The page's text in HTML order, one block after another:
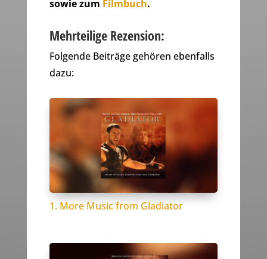
sowie zum Filmbuch.
Mehrteilige Rezension:
Folgende Beiträge gehören ebenfalls
dazu:
1. More Music from Gladiator